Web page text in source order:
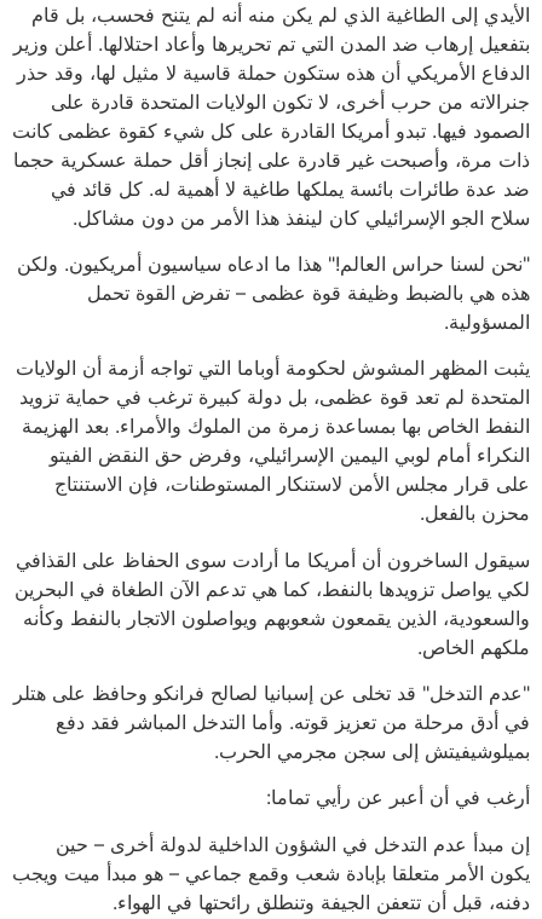
الأيدي إلى الطاغية الذي لم يكن منه أنه لم يتنح فحسب، بل قام
بتفعيل إرهاب ضد المدن التي تم تحريرها وأعاد احتلالها. أعلن وزير
الدفاع الأمريكي أن هذه ستكون حملة قاسية لا مثيل لها، وقد حذر
جنرالاته من حرب أخرى، لا تكون الولايات المتحدة قادرة على
الصمود فيها. تبدو أمريكا القادرة على كل شيء كقوة عظمى كانت
ذات مرة، وأصبحت غير قادرة على إنجاز أقل حملة عسكرية حجما
ضد عدة طائرات بائسة يملكها طاغية لا أهمية له. كل قائد في
سلاح الجو الإسرائيلي كان لينفذ هذا الأمر من دون مشاكل.
"نحن لسنا حراس العالم!" هذا ما ادعاه سياسيون أمريكيون. ولكن
هذه هي بالضبط وظيفة قوة عظمى – تفرض القوة تحمل
المسؤولية.
يثبت المظهر المشوش لحكومة أوباما التي تواجه أزمة أن الولايات
المتحدة لم تعد قوة عظمى، بل دولة كبيرة ترغب في حماية تزويد
النفط الخاص بها بمساعدة زمرة من الملوك والأمراء. بعد الهزيمة
النكراء أمام لوبي اليمين الإسرائيلي، وفرض حق النقض الفيتو
على قرار مجلس الأمن لاستنكار المستوطنات، فإن الاستنتاج
محزن بالفعل.
سيقول الساخرون أن أمريكا ما أرادت سوى الحفاظ على القذافي
لكي يواصل تزويدها بالنفط، كما هي تدعم الآن الطغاة في البحرين
والسعودية، الذين يقمعون شعوبهم ويواصلون الاتجار بالنفط وكأنه
ملكهم الخاص.
"عدم التدخل" قد تخلى عن إسبانيا لصالح فرانكو وحافظ على هتلر
في أدق مرحلة من تعزيز قوته. وأما التدخل المباشر فقد دفع
بميلوشيفيتش إلى سجن مجرمي الحرب.
أرغب في أن أعبر عن رأيي تماما:
إن مبدأ عدم التدخل في الشؤون الداخلية لدولة أخرى – حين
يكون الأمر متعلقا بإبادة شعب وقمع جماعي – هو مبدأ ميت ويجب
دفنه، قبل أن تتعفن الجيفة وتنطلق رائحتها في الهواء.